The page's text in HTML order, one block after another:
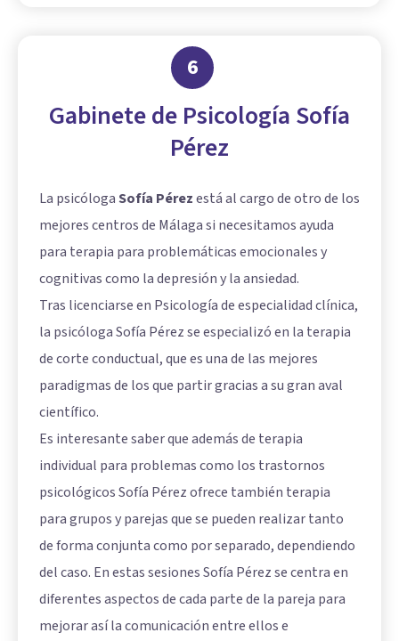
6
Gabinete de Psicología Sofía
Pérez
La psicólogaSofía Pérezestá al cargo de otro de los
mejores centros de Málaga si necesitamos ayuda
para terapia para problemáticas emocionales y
cognitivas como la depresión y la ansiedad.
Tras licenciarse en Psicología de especialidad clínica,
la psicóloga Sofía Pérez se especializó en la terapia
de corte conductual, que es una de las mejores
paradigmas de los que partir gracias a su gran aval
científico.
Es interesante saber que además de terapia
individual para problemas como los trastornos
psicológicos Sofía Pérez ofrece también terapia
para grupos y parejas que se pueden realizar tanto
de forma conjunta como por separado, dependiendo
del caso. En estas sesiones Sofía Pérez se centra en
diferentes aspectos de cada parte de la pareja para
mejorar así la comunicación entre ellos e